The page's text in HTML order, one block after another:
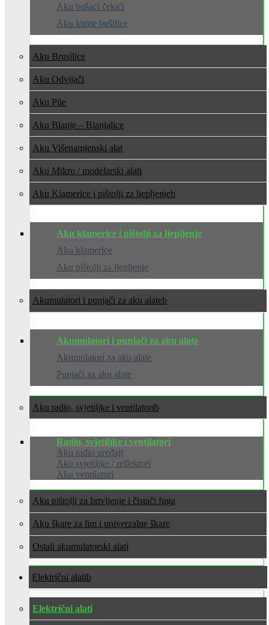
Aku bušaći čekići
Aku kutne bušilice
Aku Brusilice
Aku Odvijači
Aku Pile
Aku Blanje – Blanjalice
Aku Višenamjenski alat
Aku Mikro / modelarski alati
Aku Klamerice i pištolji za ljepljenje
Aku klamerice i pištolji za ljepljenje
Aku klamerice
Aku pištolji za ljepljenje
Akumulatori i punjači za aku alate
Akumulatori i punjači za aku alate
Akumulatori za aku alate
Punjači za aku alate
Aku radio, svjetiljke i ventilatori
Radio, svjetiljke i ventilatori
Aku radio uređaji
Aku svjetiljke / reflektori
Aku ventilatori
Aku pištolji za brtvljenje i čistači fuga
Aku škare za lim i univerzalne škare
Ostali akumulatorski alati
Električni alati
Električni alati